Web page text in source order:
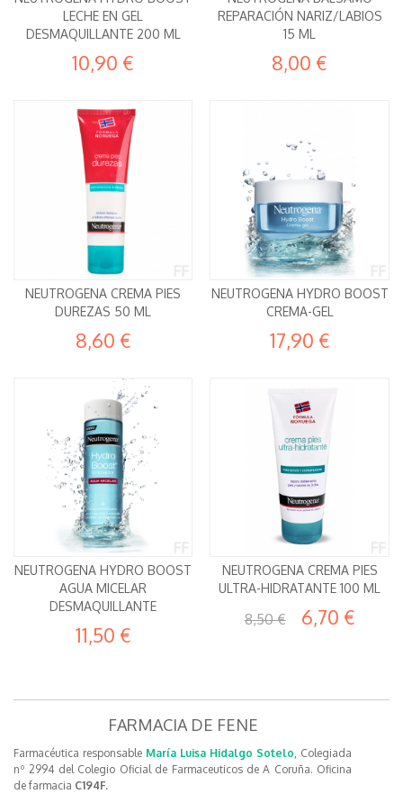
LECHE EN GEL
DESMAQUILLANTE 200 ML
10,90 €
REPARACIÓN NARIZ/LABIOS
15 ML
8,00 €
NEUTROGENA CREMA PIES
DUREZAS 50 ML
8,60 €
NEUTROGENA HYDRO BOOST
CREMA-GEL
17,90 €
NEUTROGENA HYDRO BOOST
AGUA MICELAR
DESMAQUILLANTE
11,50 €
NEUTROGENA CREMA PIES
ULTRA-HIDRATANTE 100 ML
8,50 € 6,70 €
FARMACIA DE FENE
Farmacéutica responsable María Luisa Hidalgo Sotelo, Colegiada
nº 2994 del Colegio Oficial de Farmaceuticos de A Coruña. Oficina
de farmacia C194F.